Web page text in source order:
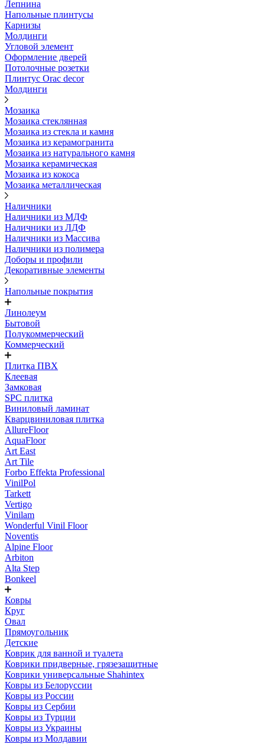
Лепнина
Напольные плинтусы
Карнизы
Молдинги
Угловой элемент
Оформление дверей
Потолочные розетки
Плинтус Orac decor
Молдинги
Мозаика
Мозаика стеклянная
Мозаика из стекла и камня
Мозаика из керамогранита
Мозаика из натурального камня
Мозаика керамическая
Мозаика из кокоса
Мозаика металлическая
Наличники
Наличники из МДФ
Наличники из ЛДФ
Наличники из Массива
Наличники из полимера
Доборы и профили
Декоративные элементы
Напольные покрытия
Линолеум
Бытовой
Полукоммерческий
Коммерческий
Плитка ПВХ
Клеевая
Замковая
SPC плитка
Виниловый ламинат
Кварцвиниловая плитка
AllureFloor
AquaFloor
Art East
Art Tile
Forbo Effekta Professional
VinilPol
Tarkett
Vertigo
Vinilam
Wonderful Vinil Floor
Noventis
Alpine Floor
Arbiton
Alta Step
Bonkeel
Ковры
Круг
Овал
Прямоугольник
Детские
Коврик для ванной и туалета
Коврики придверные, грязезащитные
Коврики универсальные Shahintex
Ковры из Белоруссии
Ковры из России
Ковры из Сербии
Ковры из Турции
Ковры из Украины
Ковры из Молдавии